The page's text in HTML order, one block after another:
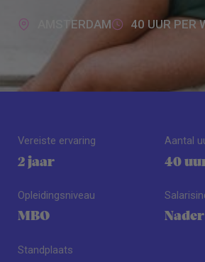
AMSTERDAM 40 UUR PER
Vereiste ervaring
2 jaar
Opleidingsniveau
MBO
Standplaats
Aantal
40